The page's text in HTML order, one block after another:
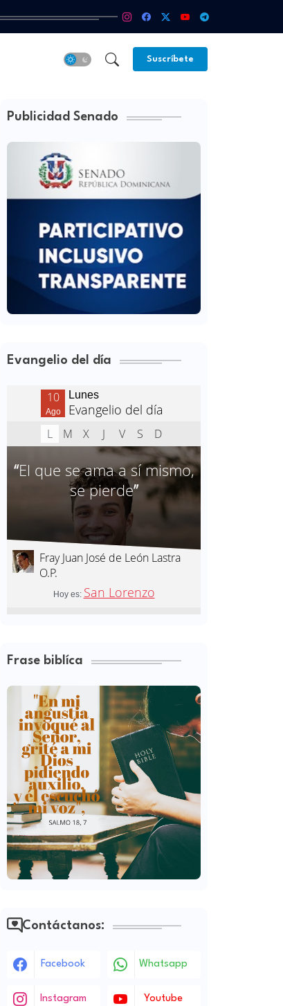
Suscríbete
Publicidad Senado
Evangelio del día
Frase biblíca
Contáctanos:
Facebook Whatsapp
Instagram Youtube